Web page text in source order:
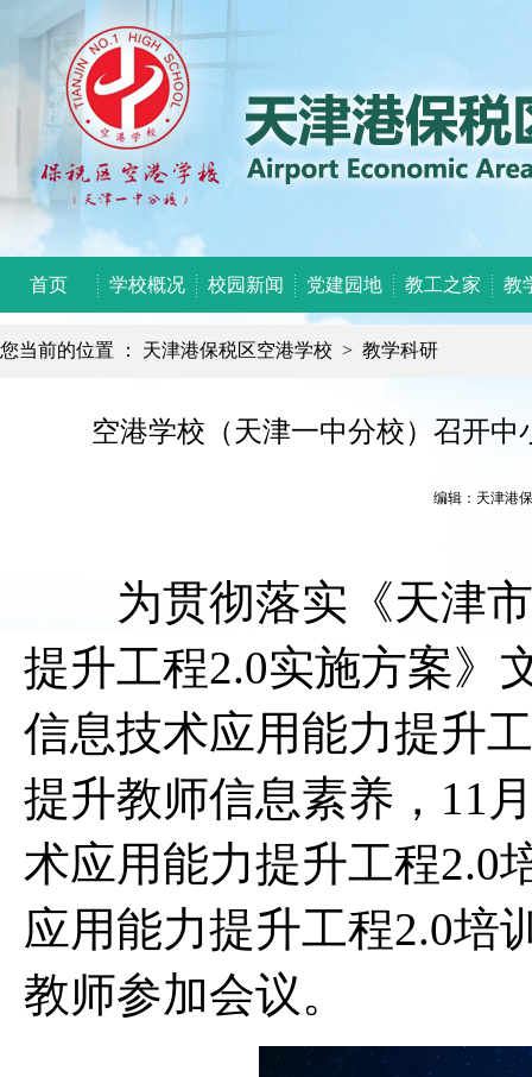
首页 学校概况 校园新闻 党建园地 教工之家 教
您当前的位置 ： 天津港保税区空港学校 > 教学科研
空港学校（天津一中分校）召开
编辑：天津港
为贯彻落实《天津市
提升工程2.0实施方案》
信息技术应用能力提升
提升教师信息素养，11
术应用能力提升工程2.0
应用能力提升工程2.0培
教师参加会议。